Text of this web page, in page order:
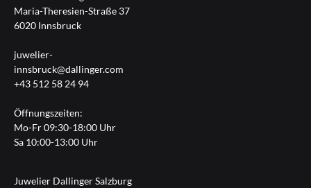
Maria-Theresien-Straße 37
6020 Innsbruck
juwelier-
innsbruck@dallinger.com
+43 512 58 24 94
Öffnungszeiten:
Mo-Fr 09:30-18:00 Uhr
Sa 10:00-13:00 Uhr
Juwelier Dallinger Salzburg